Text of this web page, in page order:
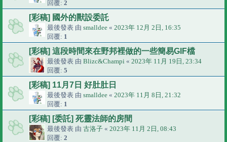
回覆: 2
[彩稿] 國外的獸設委託
最後發表 由 smalldee « 2023年 12月 2日, 16:35
回覆: 1
[彩稿] 這段時間來在野邦裡做的一些簡易GIF檔
最後發表 由 Blizc&Champi « 2023年 11月 19日, 23:34
回覆: 5
[彩稿] 11月7日 好肚肚日
最後發表 由 smalldee « 2023年 11月 8日, 21:32
回覆: 1
[彩稿] [委託] 死靈法師的房間
最後發表 由 古洛子 « 2023年 11月 2日, 08:43
回覆: 2